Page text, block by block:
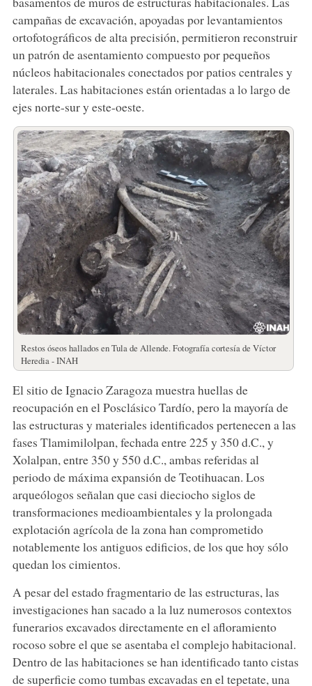
campañas de excavación, apoyadas por levantamientos
ortofotográficos de alta precisión, permitieron reconstruir
un patrón de asentamiento compuesto por pequeños
núcleos habitacionales conectados por patios centrales y
laterales. Las habitaciones están orientadas a lo largo de
ejes norte-sur y este-oeste.
Restos óseos hallados en Tula de Allende. Fotografía cortesía de Víctor
Heredia - INAH
El sitio de Ignacio Zaragoza muestra huellas de
reocupación en el Posclásico Tardío, pero la mayoría de
las estructuras y materiales identificados pertenecen a las
fases Tlamimilolpan, fechada entre 225 y 350 d.C., y
Xolalpan, entre 350 y 550 d.C., ambas referidas al
periodo de máxima expansión de Teotihuacan. Los
arqueólogos señalan que casi dieciocho siglos de
transformaciones medioambientales y la prolongada
explotación agrícola de la zona han comprometido
notablemente los antiguos edificios, de los que hoy sólo
quedan los cimientos.
A pesar del estado fragmentario de las estructuras, las
investigaciones han sacado a la luz numerosos contextos
funerarios excavados directamente en el afloramiento
rocoso sobre el que se asentaba el complejo habitacional.
Dentro de las habitaciones se han identificado tanto cistas
de superficie como tumbas excavadas en el tepetate, una